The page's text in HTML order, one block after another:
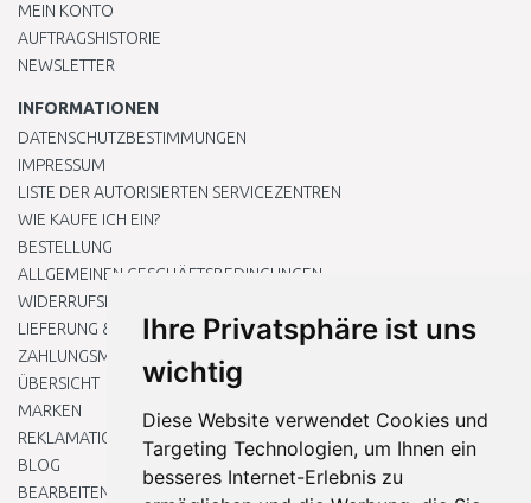
Ihre Privatsphäre ist uns
wichtig
Diese Website verwendet Cookies und
Targeting Technologien, um Ihnen ein
besseres Internet-Erlebnis zu
MEIN KONTO
AUFTRAGSHISTORIE
NEWSLETTER
INFORMATIONEN
DATENSCHUTZBESTIMMUNGEN
IMPRESSUM
LISTE DER AUTORISIERTEN SERVICEZENTREN
WIE KAUFE ICH EIN?
BESTELLUNG
ALLGEMEINEN GESCHÄFTSBEDINGUNGEN
WIDERRUFSRECHT
LIEFERUNG & ZAHLUNG
ZAHLUNGSMETHODEN
ÜBERSICHT
MARKEN
REKLAMATIONEN UND RETOUREN
BLOG
BEARBEITEN SIE MEINE COOKIE-EINSTELLUNGEN